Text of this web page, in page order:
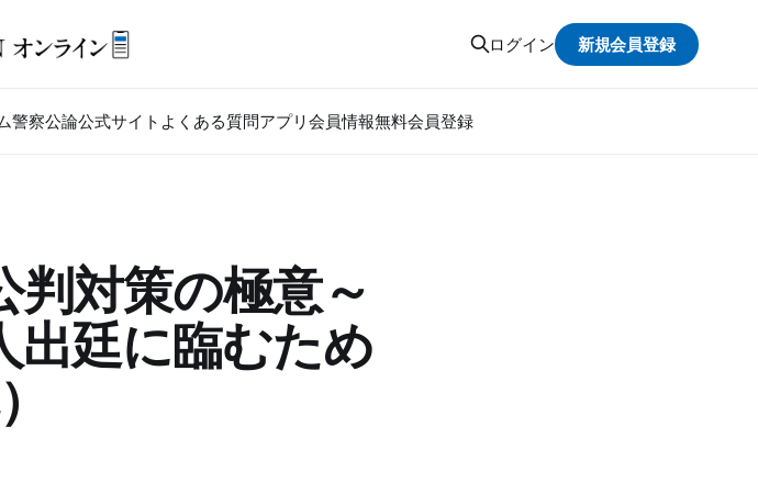
警察公論公式サイト よくある質問アプリ会員情報無料会員登録
ログイン 新規会員登録
対策の極意～
出廷に臨むため